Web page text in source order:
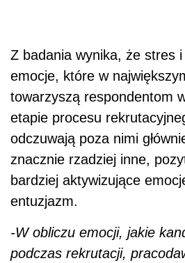
Z badania wynika, że stres
emocje, które w
towarzyszą respondentom
etapie procesu
odczuwają poza nimi
znacznie rzadziej inne,
bardziej aktywizujące
entuzjazm.
-W obliczu emocji, jakie
podczas rekrutacji,